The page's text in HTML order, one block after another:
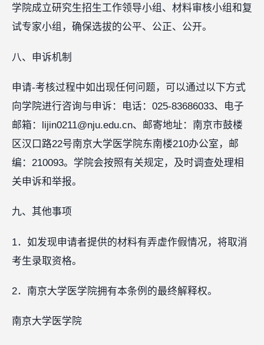
学院成立研究生招生工作领导小组、材料审核小组和复
试专家小组，确保选拔的公平、公正、公开。
八、申诉机制
申请-考核过程中如出现任何问题，可以通过以下方式
向学院进行咨询与申诉：电话：025-83686033、电子
邮箱：lijin0211@nju.edu.cn、邮寄地址：南京市鼓楼
区汉口路22号南京大学医学院东南楼210办公室，邮
编：210093。学院会按照有关规定，及时调查处理相
关申诉和举报。
九、其他事项
1．如发现申请者提供的材料有弄虚作假情况，将取消
考生录取资格。
2．南京大学医学院拥有本条例的最终解释权。
南京大学医学院